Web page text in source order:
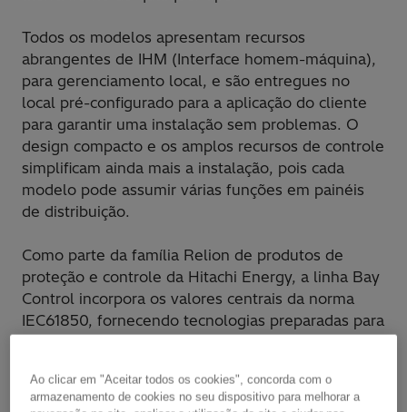
Todos os modelos apresentam recursos
abrangentes de IHM (Interface homem-máquina),
para gerenciamento local, e são entregues no
local pré-configurado para a aplicação do cliente
para garantir uma instalação sem problemas. O
design compacto e os amplos recursos de controle
simplificam ainda mais a instalação, pois cada
modelo pode assumir várias funções em painéis
de distribuição.
Como parte da família Relion de produtos de
proteção e controle da Hitachi Energy, a linha Bay
Control incorpora os valores centrais da norma
IEC61850, fornecendo tecnologias preparadas para
global.
Ao clicar em "Aceitar todos os cookies", concorda com o
armazenamento de cookies no seu dispositivo para melhorar a